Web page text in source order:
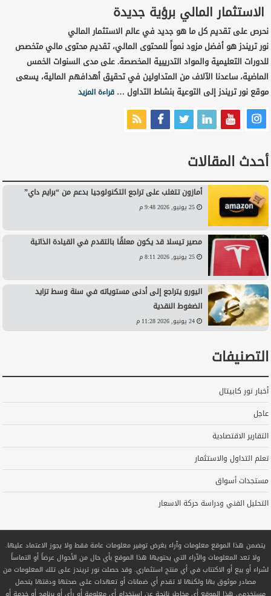
الاستثمار المالي برؤية جديدة
نحرص على تقديم كل ما هو جديد في عالم الاستثمار المالي
نور تريندز هو أفضل مزود نمواً للمحتوى المالي، تقديم محتوى مالي متخصص
للدورات التعليمية والمواد التدريبية المخصصة. على مدى السنوات الخمس
الماضية، ساعدنا الآلاف من المتداولين في تحقيق أهدافهم المالية، يسعى
موقع نور تريندز إلى التوعية بنشاط التداول …قراءة المزيد
أحدث المقالات
أمازون تتغلب على تراجع التكنولوجيا بدعم من “برايم داي”
25 يونيو, 2026 9:48 م
مصير تيسلا قد يكون معلقًا بالتقدم في القيادة الذاتية
25 يونيو, 2026 8:11 م
اليورو يتراجع إلى أدنى مستوياته في سنة وسط تزايد
الضغوط النقدية
24 يونيو, 2026 11:28 م
التصنيفات
أخبار نور كابيتال
عاجل
التقارير الاقتصادية
تعلم التداول والاستثمار
مستجدات أسواق
التحليل الفني ودراسة حركة الاسعار
يتضمن هذا الموقع معلومات وآراء بغرض توفير معلومات عامة فقط ولا يجوز الاعتماد عليها.
ولا تعد المعلومات والآراء التي يحتويها هذا الموقع بأي حال من الأحوال عرضاً أو التماساً
لشراء أو بيع أو الاكتتاب في أي منتج استثماري. وقد حصلت نور تريندز على تلك المعلومات من
مصادر موثوق بها ولكنها لا تقدم أي ضمانات أو تعهدات على صحتها ودقتها يتحمل